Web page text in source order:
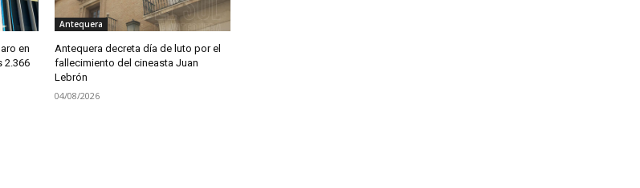
en
2.366
Antequera
Antequera decreta día de luto por el
fallecimiento del cineasta Juan
Lebrón
04/08/2026